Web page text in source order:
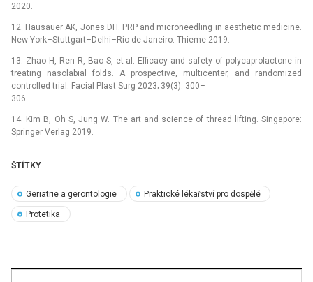
2020.
12. Hausauer AK, Jones DH. PRP and microneedling in aesthetic medicine.
New York–Stuttgart–Delhi–Rio de Janeiro: Thieme 2019.
13. Zhao H, Ren R, Bao S, et al. Efficacy and safety of polycaprolactone in
treating nasolabial folds. A prospective, multicenter, and randomized
controlled trial. Facial Plast Surg 2023; 39(3): 300–
306.
14. Kim B, Oh S, Jung W. The art and science of thread lifting. Singapore:
Springer Verlag 2019.
ŠTÍTKY
Geriatrie a gerontologie Praktické lékařství pro dospělé
Protetika